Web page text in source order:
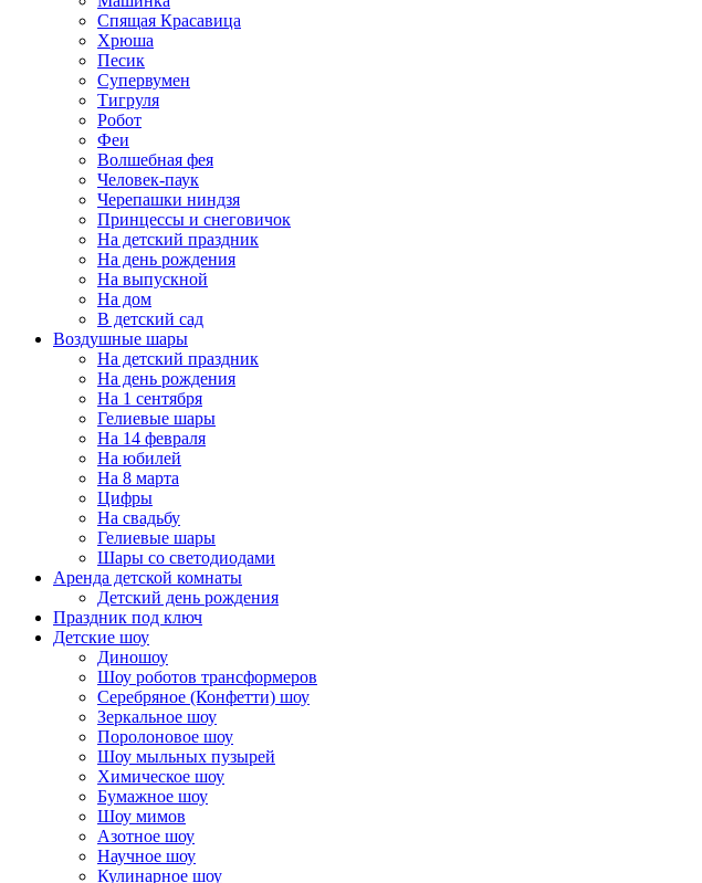
Спящая Красавица
Хрюша
Песик
Супервумен
Тигруля
Робот
Феи
Волшебная фея
Человек-паук
Черепашки ниндзя
Принцессы и снеговичок
На детский праздник
На день рождения
На выпускной
На дом
В детский сад
Воздушные шары
На детский праздник
На день рождения
На 1 сентября
Гелиевые шары
На 14 февраля
На юбилей
На 8 марта
Цифры
На свадьбу
Гелиевые шары
Шары со светодиодами
Аренда детской комнаты
Детский день рождения
Праздник под ключ
Детские шоу
Диношоу
Шоу роботов трансформеров
Серебряное (Конфетти) шоу
Зеркальное шоу
Поролоновое шоу
Шоу мыльных пузырей
Химическое шоу
Бумажное шоу
Шоу мимов
Азотное шоу
Научное шоу
Кулинарное шоу